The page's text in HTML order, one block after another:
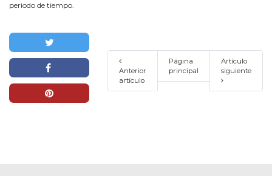
periodo de tiempo.
Anterior
artículo
Página
principal
Artículo
siguiente